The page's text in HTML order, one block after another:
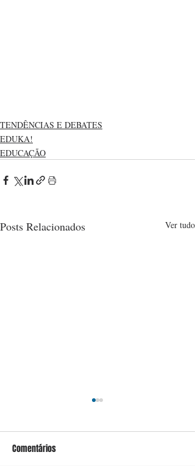
TENDÊNCIAS E DEBATES
EDUKA!
EDUCAÇÃO
Posts Relacionados Ver tudo
Comentários